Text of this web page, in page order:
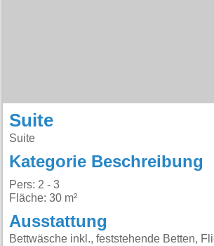
Suite
Suite
Kategorie Beschreibung
Pers: 2 - 3
Fläche: 30 m²
Ausstattung
Bettwäsche inkl., feststehende Betten,